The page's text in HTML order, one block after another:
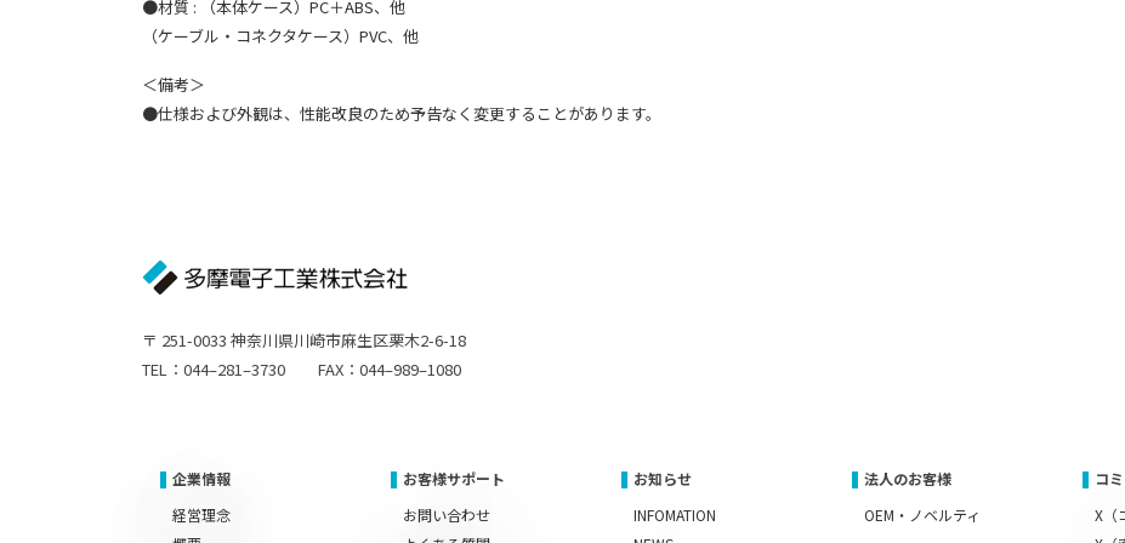
●材質 : （本体ケース）PC＋ABS、他
（ケーブル・コネクタケース）PVC、他
＜備考＞
●仕様および外観は、性能改良のため予告なく変更することがあります。
〒 251-0033 神奈川県川崎市麻生区栗木2-6-18
TEL：044–281–3730 FAX：044–989–1080
企業情報
経営理念
お客様サポート
お問い合わせ
お知らせ
INFOMATION
法人のお客様
OEM・ノベルティ
コ
X（